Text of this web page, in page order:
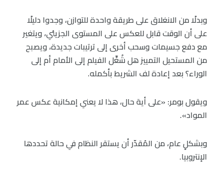
وبدلًا من الانغلاق على طريقة واحدة للتوازن، وجدوا دليلًا
على أن الوقت قابل للعكس على المستوى الجزيئي، ويتغير
مع دفع جسيمات وسحب أخرى إلى ترتيبات جديدة، ويصبح
من المستحيل التمييز هل شُغِّل الفيلم إلى الأمام أم إلى
الوراء؟ بعد إعادة لف الشريط بأكمله.
ويقول بومر: «على أية حال، هذا لا يعني إمكانية عكس عمر
المواد».
وبشكلٍ عام، من المُقدّر أن يستقر النظام في حالة تحددها
الإنتروبيا.